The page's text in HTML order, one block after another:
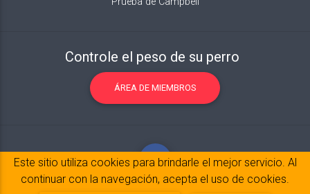
Controle el peso de su perro
ÁREA DE MIEMBROS
Este sitio utiliza cookies para brindarle el mejor servicio. Al
continuar con la navegación, acepta el uso de cookies.